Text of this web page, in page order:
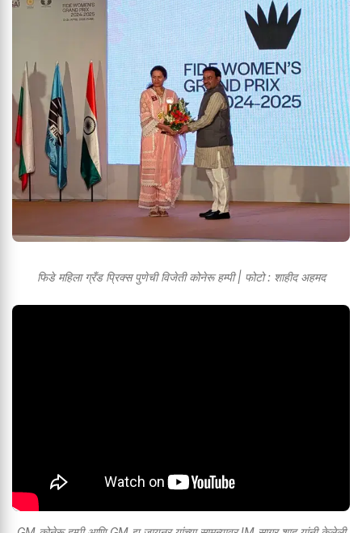
फिडे महिला ग्रँड प्रिक्स पुणेची विजेती कोनेरू हम्पी | फोटो : शाहीद अहमद